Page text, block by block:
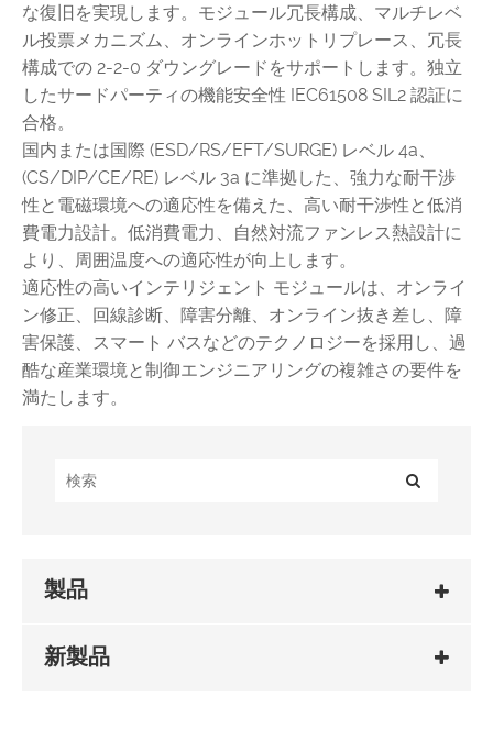
な復旧を実現します。モジュール冗長構成、マルチレベ
ル投票メカニズム、オンラインホットリプレース、冗長
構成での 2-2-0 ダウングレードをサポートします。独立
したサードパーティの機能安全性 IEC61508 SIL2 認証に
合格。
国内または国際 (ESD/RS/EFT/SURGE) レベル 4a、
(CS/DIP/CE/RE) レベル 3a に準拠した、強力な耐干渉
性と電磁環境への適応性を備えた、高い耐干渉性と低消
費電力設計。低消費電力、自然対流ファンレス熱設計に
より、周囲温度への適応性が向上します。
適応性の高いインテリジェント モジュールは、オンライ
ン修正、回線診断、障害分離、オンライン抜き差し、障
害保護、スマート バスなどのテクノロジーを採用し、過
酷な産業環境と制御エンジニアリングの複雑さの要件を
満たします。
製品
新製品